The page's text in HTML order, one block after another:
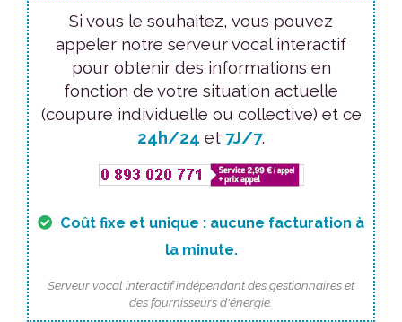
Si vous le souhaitez, vous pouvez
appeler notre serveur vocal interactif
pour obtenir des informations en
fonction de votre situation actuelle
(coupure individuelle ou collective) et ce
24h/24 et 7J/7.
Coût fixe et unique : aucune facturation à
la minute.
Serveur vocal interactif indépendant des gestionnaires et
des fournisseurs d'énergie.